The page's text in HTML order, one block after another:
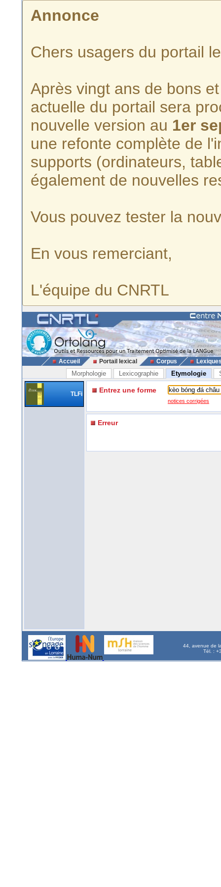
Annonce
Chers usagers du portail
Après vingt ans de bons
actuelle du portail sera
nouvelle version au 1er
une refonte complète de
supports (ordinateurs,
également de nouvelles
Vous pouvez tester la
En vous remerciant,
L'équipe du CNRTL
Accueil Portail lexical Corpus
Morphologie Lexicographie Etymologie
TLFi Entrez une forme
notices corrigées
Erreur
44, avenue de
Tél. :